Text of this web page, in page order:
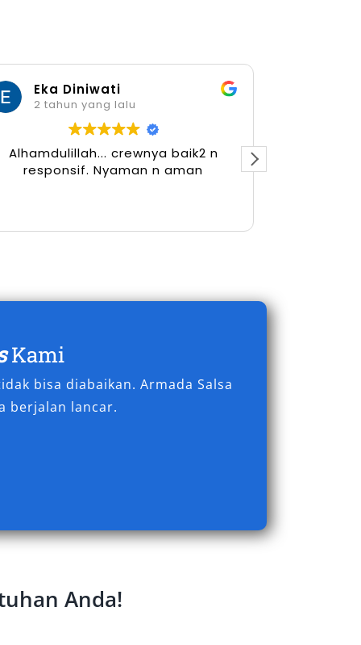
Eka Diniwati
2 tahun yang lalu
Alhamdulillah... crewnya baik2 n
responsif. Nyaman n aman
Kami
bisa diabaikan. Armada Salsa
berjalan lancar.
Anda!